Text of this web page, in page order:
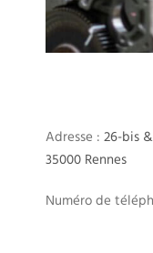
Adresse : 26-bis
35000 Rennes
Numéro de